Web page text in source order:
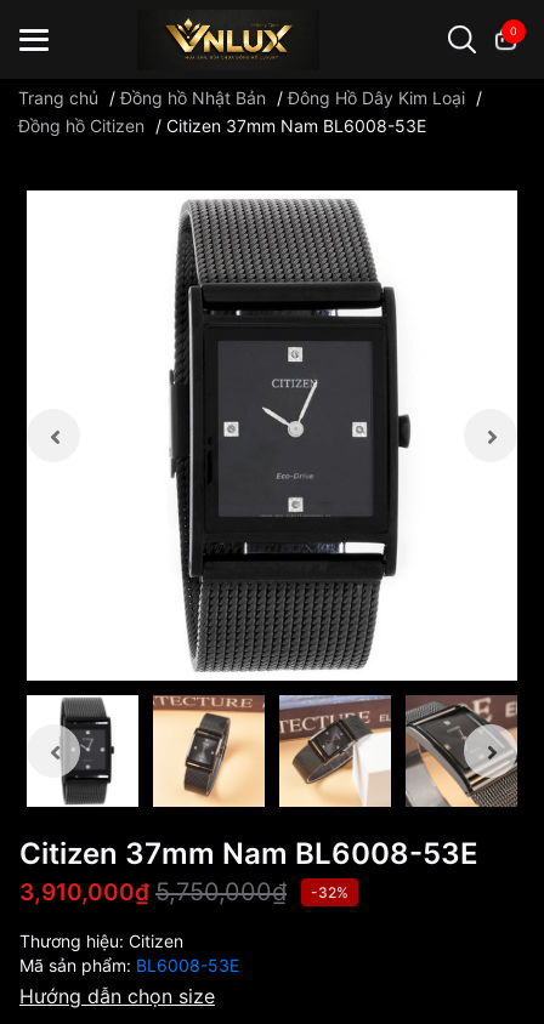
0
Trang chủ /Đồng hồ Nhật Bản /Đông Hồ Dây Kim Loại /
Đồng hồ Citizen
/ Citizen 37mm Nam BL6008-53E
Citizen 37mm Nam BL6008-53E
3,910,000₫ 5,750,000₫ -32%
Thương hiệu: Citizen
Mã sản phẩm: BL6008-53E
Hướng dẫn chọn size